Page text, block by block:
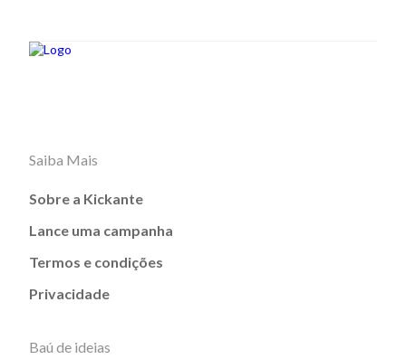
Saiba Mais
Sobre a Kickante
Lance uma campanha
Termos e condições
Privacidade
Baú de ideias